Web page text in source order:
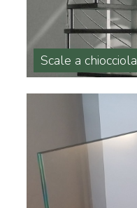
Scale a chiocciola